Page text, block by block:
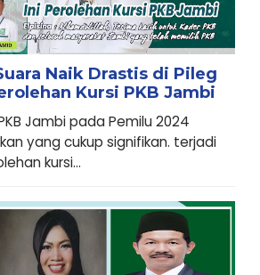
Naik Drastis di Pileg
Kursi PKB Jambi
Jambi pada Pemilu 2024
yang cukup signifikan. terjadi
kursi...